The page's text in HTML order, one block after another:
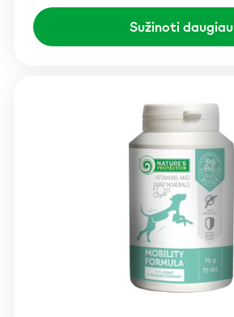
Sužinoti daugiau